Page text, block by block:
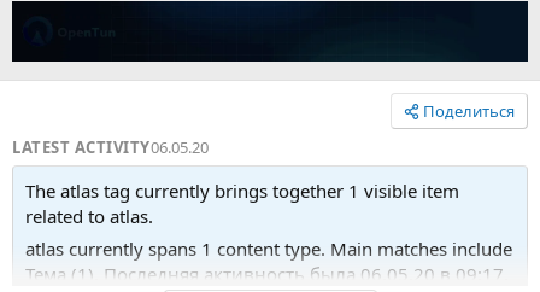
Поделиться
LATEST ACTIVITY06.05.20
The atlas tag currently brings together 1 visible item
related to atlas.
atlas currently spans 1 content type. Main matches include
Тема (1). Последняя активность была 06.05.20 в 09:17.